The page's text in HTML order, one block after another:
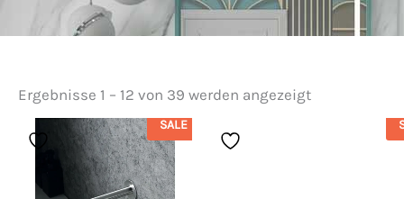
Ergebnisse 1 – 12 von 39 werden angezeigt
SALE